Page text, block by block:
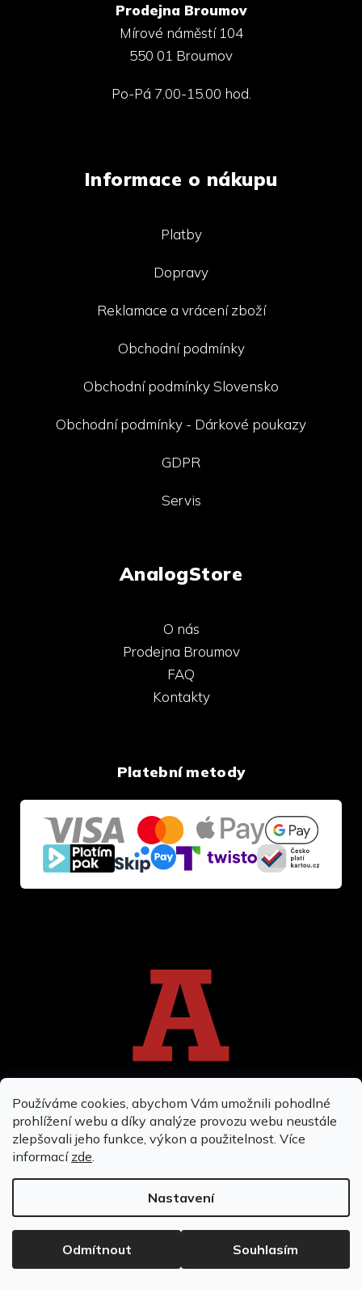
Používáme cookies, abychom Vám umožnili pohodlné
prohlížení webu a díky analýze provozu webu neustále
zlepšovali jeho funkce, výkon a použitelnost. Více
informací zde.
Nastavení
Odmítnout Souhlasím
Prodejna Broumov
Mírové náměstí 104
550 01 Broumov
Po-Pá 7.00-15.00 hod.
Informace o nákupu
Platby
Dopravy
Reklamace a vrácení zboží
Obchodní podmínky
Obchodní podmínky Slovensko
Obchodní podmínky - Dárkové poukazy
GDPR
Servis
AnalogStore
O nás
Prodejna Broumov
FAQ
Kontakty
Platební metody
Instagram